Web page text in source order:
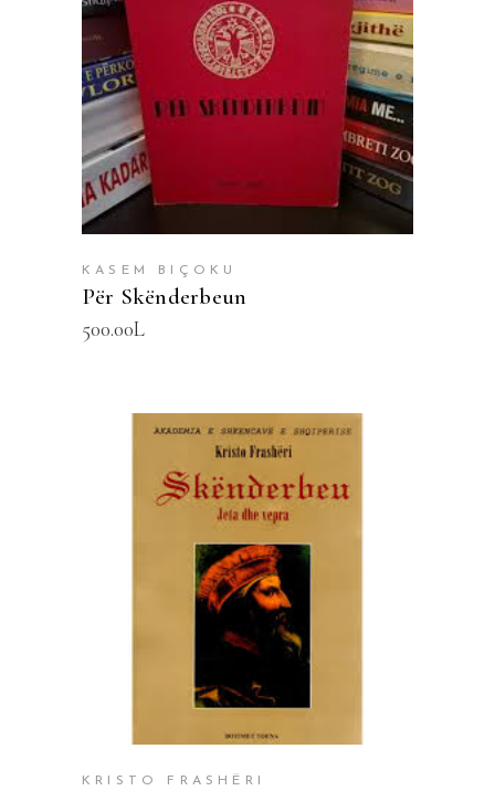
SHTOJE NË SHPORTË
KASEM BIÇOKU
Për Skënderbeun
500.00L
SHTOJE NË SHPORTË
KRISTO FRASHËRI